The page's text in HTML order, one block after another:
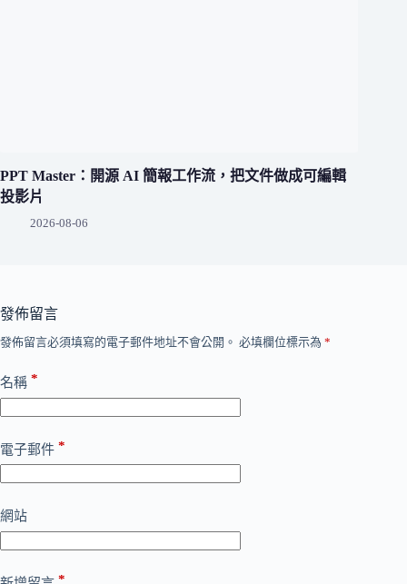
PPT Master：開源 AI 簡報工作流，把文件做成可編輯
投影片
2026-08-06
發佈留言
發佈留言必須填寫的電子郵件地址不會公開。 必填欄位標示為 *
名稱 *
電子郵件 *
網站
*